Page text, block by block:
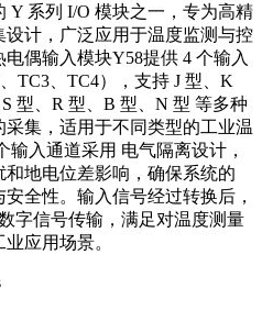
Y 系列 I/O 模块之一，专为高精
设计，广泛应用于温度监测与控
电偶输入模块Y58提供 4 个输入
TC3、TC4），支持 J 型、K
型、R 型、B 型、N 型 等多种
采集，适用于不同类型的工业温
输入通道采用 电气隔离设计，
和地电位差影响，确保系统的
全性。输入信号经过转换后，
字信号传输，满足对温度测量
应用场景。